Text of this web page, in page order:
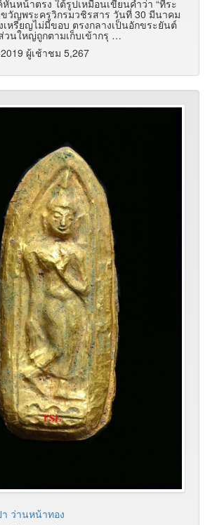
นหน้าตรง ใต้รูปเหมือนเขียนคำว่า “ที่ระ
วัญพระครูวิกรมวชิรสาร วันที่ 30 มีนาคม
เหรียญไม่มีขอบ ตรงกลางเป็นอักขระยันต์
วนใหญ่ถูกตามเก็บเข้ากรุ …
ผู้เช้าชม 5,267
ว่านหน้าทอง